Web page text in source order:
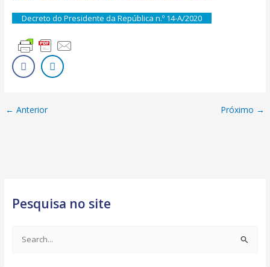
Decreto do Presidente da República n.º 14-A/2020
← Anterior Próximo →
Pesquisa no site